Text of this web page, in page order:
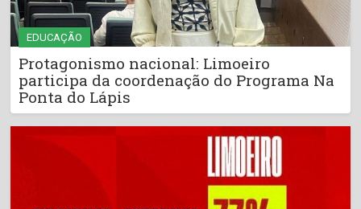
EDUCAÇÃO
Protagonismo nacional: Limoeiro
participa da coordenação do Programa Na
Ponta do Lápis